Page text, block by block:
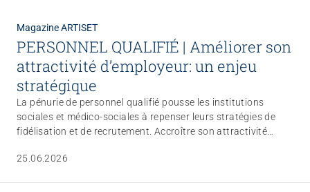
une démarche d’aller-vers.
Magazine ARTISET
PERSONNEL QUALIFIÉ | Améliorer son
attractivité d’employeur: un enjeu
stratégique
La pénurie de personnel qualifié pousse les institutions
sociales et médico-sociales à repenser leurs stratégies de
fidélisation et de recrutement. Accroître son attractivité
l’agilité. Les quelques entreprises présentées ici l’ont bien
25.06.2026